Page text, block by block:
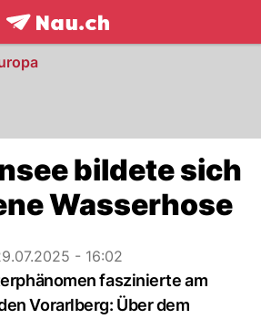
frontpage.NAU.ch
bildete sich
Wasserhose
- 16:02
faszinierte am
Vorarlberg: Über dem